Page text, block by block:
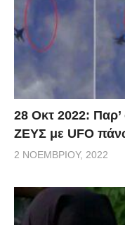
28 Οκτ 2022:
ΖΕΥΣ με UFO
2 ΝΟΕΜΒΡΊΟΥ, 2022